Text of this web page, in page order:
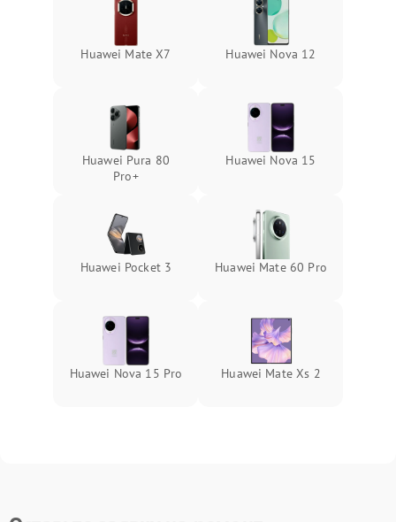
Huawei Mate X7 Huawei Nova 12
Huawei Pura 80
Pro+
Huawei Nova 15
Huawei Pocket 3 Huawei Mate 60 Pro
Huawei Nova 15 Pro Huawei Mate Xs 2